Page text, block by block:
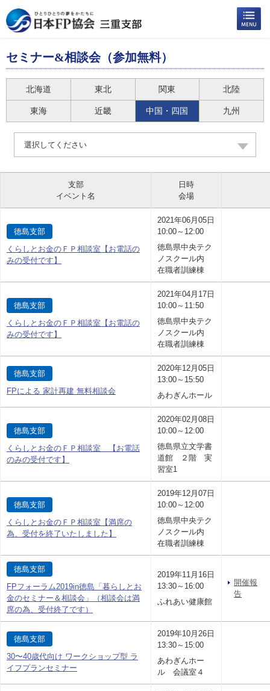
セミナー&相談会（参加無料）
北海道 東北 関東 北陸
東海 近畿 中国・四国 九州
選択してください
支部
イベント名
日時
会場
徳島支部
くらしとお金のＦＰ相談室【お電話の
みの受付です】
2021年06月05日
10:00～12:00
徳島県中央テク
ノスクール内
在職者訓練棟
徳島支部
くらしとお金のＦＰ相談室【お電話の
みの受付です】
2021年04月17日
10:00～11:50
徳島県中央テク
ノスクール内
在職者訓練棟
徳島支部
FPによる 家計再建 無料相談会
2020年12月05日
13:00～15:50
あわぎんホール
徳島支部
くらしとお金のＦＰ相談室 【お電話
のみの受付です】
2020年02月08日
10:00～12:00
徳島県立文学書
道館 ２階 実
習室1
徳島支部
くらしとお金のＦＰ相談室【満席の
為、受付を終了いたしました】
2019年12月07日
10:00～12:00
徳島県中央テク
ノスクール内
在職者訓練棟
徳島支部
FPフォーラム2019in徳島「暮らしとお
金のセミナー＆相談会」（相談会は満
席の為、受付終了です）
2019年11月16日
13:30～16:00
ふれあい健康館
開催報
告
徳島支部
30〜40歳代向け ワークショップ型 ラ
イフプランセミナー
2019年10月26日
13:30～15:00
あわぎんホー
ル 会議室４